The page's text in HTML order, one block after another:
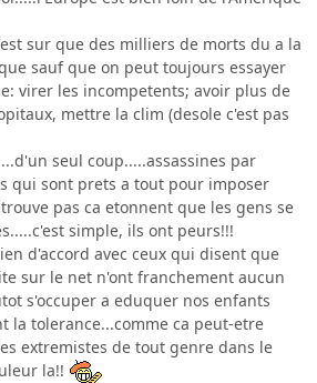
sur que des milliers de morts du a la
sauf que on peut toujours essayer
virer les incompetents; avoir plus de
mettre la clim (desole c'est pas
seul coup.....assassines par
qui sont prets a tout pour imposer
pas ca etonnent que les gens se
simple, ils ont peurs!!!
d'accord avec ceux qui disent que
sur le net n'ont franchement aucun
s'occuper a eduquer nos enfants
la tolerance...comme ca peut-etre
extremistes de tout genre dans le
la!!